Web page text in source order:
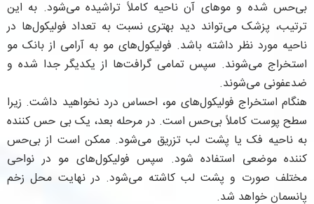
بی‌حس شده و موهای آن ناحیه کاملاً تراشیده می‌شود. به این
ترتیب، پزشک می‌تواند دید بهتری نسبت به تعداد فولیکول‌ها در
ناحیه مورد نظر داشته باشد. فولیکول‌های مو به آرامی از بانک مو
استخراج می‌شوند. سپس تمامی گرافت‌ها از یکدیگر جدا شده و
ضدعفونی می‌شوند.
هنگام استخراج فولیکول‌‌های مو، احساس درد نخواهید داشت. زیرا
سطح پوست کاملاً بی‌حس است. در مرحله بعد، یک بی حس کننده
به ناحیه فک یا پشت لب تزریق می‌شود.‌ ممکن است از بی‌حس
کننده موضعی استفاده شود. سپس فولیکول‌های مو در نواحی
مختلف صورت و پشت لب کاشته می‌شود. در نهایت محل زخم
پانسمان خواهد شد.